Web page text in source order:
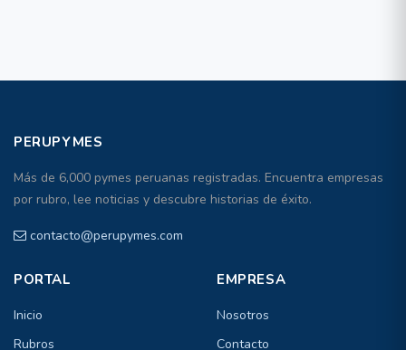
PERUPYMES
Más de 6,000 pymes peruanas registradas. Encuentra empresas
por rubro, lee noticias y descubre historias de éxito.
contacto@perupymes.com
PORTAL
Inicio
Rubros
EMPRESA
Nosotros
Contacto